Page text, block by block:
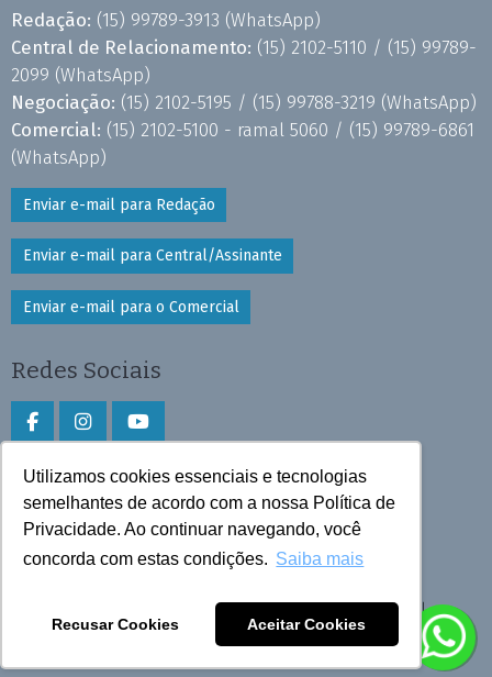
Utilizamos cookies essenciais e tecnologias
semelhantes de acordo com a nossa Política de
Privacidade. Ao continuar navegando, você
concorda com estas condições. Saiba mais
Recusar Cookies Aceitar Cookies
Redação: (15) 99789-3913 (WhatsApp)
Central de Relacionamento: (15) 2102-5110 / (15) 99789-
2099 (WhatsApp)
Negociação: (15) 2102-5195 / (15) 99788-3219 (WhatsApp)
Comercial: (15) 2102-5100 - ramal 5060 / (15) 99789-6861
(WhatsApp)
Enviar e-mail para Redação
Enviar e-mail para Central/Assinante
Enviar e-mail para o Comercial
Redes Sociais
Faça download do aplicativo
Play Store e App Store
Todos os direitos reservados © 2026 Cruzeiro do Sul